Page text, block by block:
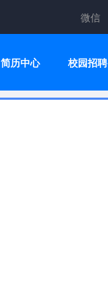
微信
简历中心 校园招聘